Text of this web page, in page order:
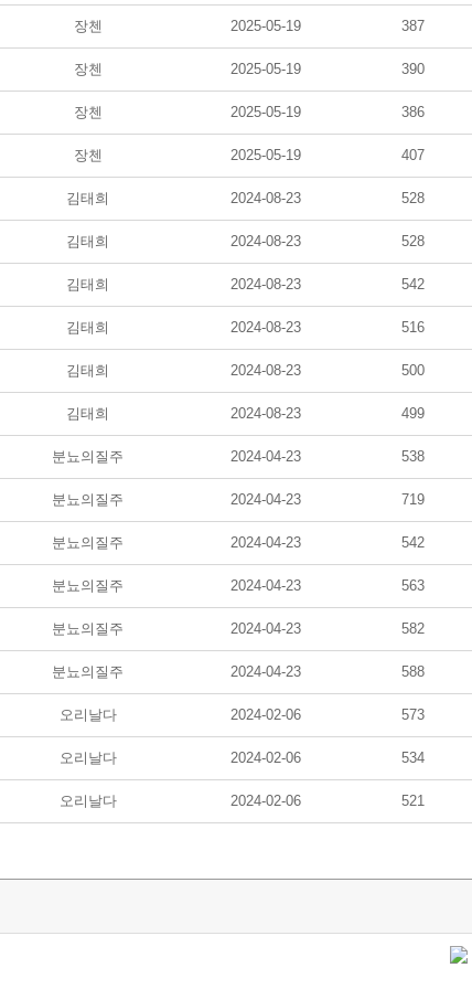
장첸 2025-05-19 387
장첸 2025-05-19 390
장첸 2025-05-19 386
장첸 2025-05-19 407
김태희 2024-08-23 528
김태희 2024-08-23 528
김태희 2024-08-23 542
김태희 2024-08-23 516
김태희 2024-08-23 500
김태희 2024-08-23 499
분뇨의질주 2024-04-23 538
분뇨의질주 2024-04-23 719
분뇨의질주 2024-04-23 542
분뇨의질주 2024-04-23 563
분뇨의질주 2024-04-23 582
분뇨의질주 2024-04-23 588
오리날다 2024-02-06 573
오리날다 2024-02-06 534
오리날다 2024-02-06 521